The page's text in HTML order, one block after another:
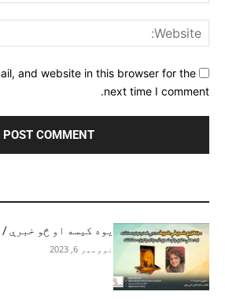
and website in this browser for the
next time I comment.
یوه کیسه او څو خبرې /
نوومبر 6, 2023